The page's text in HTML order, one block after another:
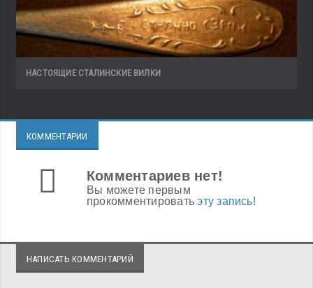
НАСТОЯЩИЕ СТАЛИНСКИЕ ВИЛКИ
КОММЕНТАРИИ
Комментариев нет!
Вы можете первым
прокомментироватьэту запись!
НАПИСАТЬ КОММЕНТАРИЙ